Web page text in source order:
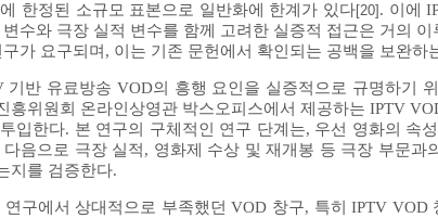
한정된 소규모 표본으로 일반화에 한계가 있다[20] . 이에
수와 극장 실적 변수를 함께 고려한 실증적 접근은 거의
가 요구되며, 이는 기존 문헌에서 확인되는 공백을 보완하
기반 유료방송 VOD의 흥행 요인을 실증적으로 규명하기
흥위원회 온라인상영관 박스오피스에서 제공하는 IPTV
입한다. 본 연구의 구체적인 연구 단계는, 우선 영화의 속
음으로 극장 실적, 영화제 수상 및 재개봉 등 극장 부문
지를 검증한다.
연구에서 상대적으로 부족했던 VOD 창구, 특히 IPTV